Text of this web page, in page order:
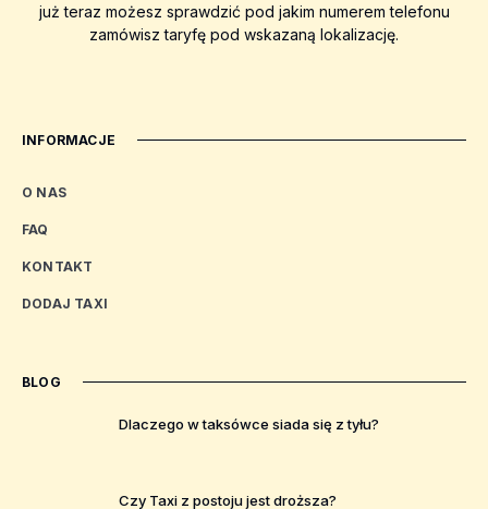
już teraz możesz sprawdzić pod jakim numerem telefonu
zamówisz taryfę pod wskazaną lokalizację.
INFORMACJE
O NAS
FAQ
KONTAKT
DODAJ TAXI
BLOG
Dlaczego w taksówce siada się z tyłu?
Czy Taxi z postoju jest droższa?